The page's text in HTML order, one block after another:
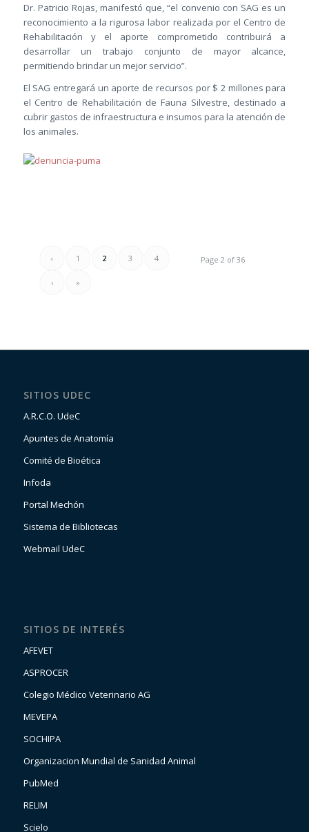
Dr. Patricio Rojas, manifestó que, “el convenio con SAG es un
reconocimiento a la rigurosa labor realizada por el Centro de
Rehabilitación y el aporte comprometido contribuirá a
desarrollar un trabajo conjunto de mayor alcance,
permitiendo brindar un mejor servicio”.
El SAG entregará un aporte de recursos por $ 2 millones para
el Centro de Rehabilitación de Fauna Silvestre, destinado a
cubrir gastos de infraestructura e insumos para la atención de
los animales.
Page 2 of 36
‹ 1 2 3 4
› »
SITIOS UDEC
A.R.C.O. UdeC
Apuntes de Anatomía
Comité de Bioética
Infoda
Portal Mechón
Sistema de Bibliotecas
Webmail UdeC
SITIOS DE INTERÉS
AFEVET
ASPROCER
Colegio Médico Veterinario AG
MEVEPA
SOCHIPA
Organizacion Mundial de Sanidad Animal
PubMed
RELIM
Scielo